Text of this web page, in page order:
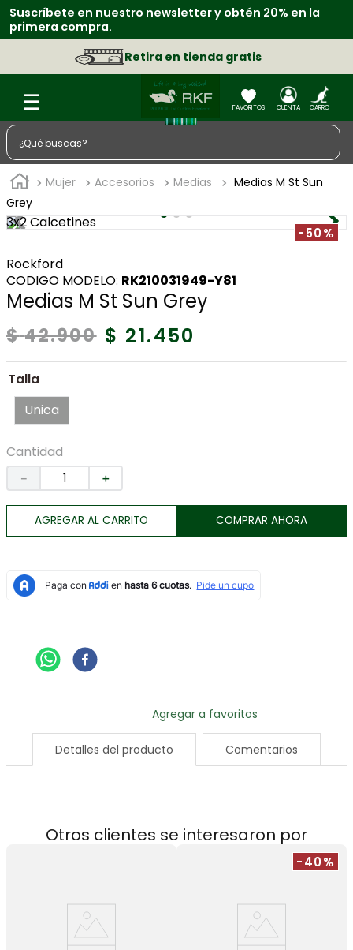
Suscríbete en nuestro newsletter y obtén 20% en la
primera compra.
Retira en tienda gratis
¿Qué buscas?
Mujer Accesorios Medias
Medias M St Sun
Grey
-50%
3x2 Calcetines
Rockford
: RK210031949-Y81
Medias M St Sun Grey
$ 42.900 $ 21.450
Talla
Unica
Cantidad
＋
－
AGREGAR AL CARRITO COMPRAR AHORA
Detalles del producto Comentarios
Otros clientes se interesaron por
-40%
TÉRMINOS MÁS BUSCADOS
1
2.
sacos
4.
camisa
5.
medias
6.
lino
7.
morral
8.
botas
9.
chaqueta
10. tarjetero